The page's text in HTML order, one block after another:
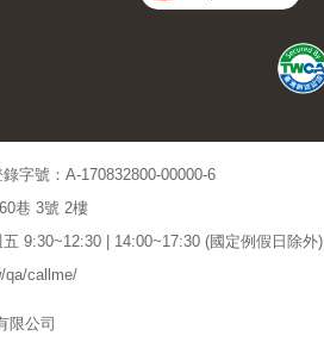
字號：A-170832800-00000-6
巷 3號 2樓
9:30~12:30 | 14:00~17:30 (國定例假日除外)
qa/callme/
限公司